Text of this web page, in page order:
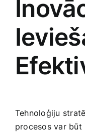
Tehnoloģiju
procesos var būt